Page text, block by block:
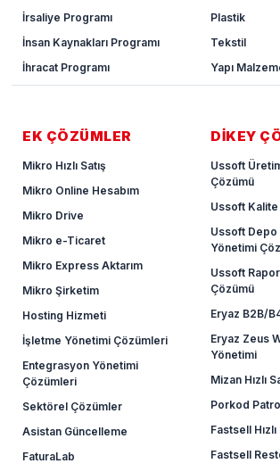
İrsaliye Programı
İnsan Kaynakları Programı
İhracat Programı
Plastik
Tekstil
Yapı
EK ÇÖZÜMLER
Mikro Hızlı Satış
Mikro Online Hesabım
Mikro Drive
Mikro e-Ticaret
Mikro Express Aktarım
Mikro Şirketim
Hosting Hizmeti
İşletme Yönetimi Çözümleri
Entegrasyon Yönetimi
Çözümleri
Sektörel Çözümler
Asistan Güncelleme
FaturaLab
DİKEY
Ussoft
Çözümü
Ussoft
Ussoft
Yönetimi
Ussoft
Çözümü
Eryaz B2B/
Eryaz Zeus
Yönetimi
Mizan Hızlı
Porkod
Fastsell
Fastsell